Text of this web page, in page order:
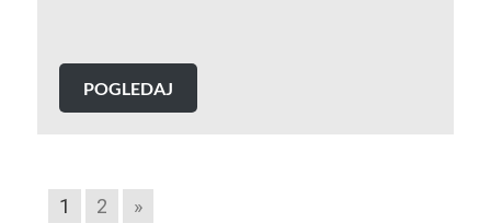
POGLEDAJ
1 2
»